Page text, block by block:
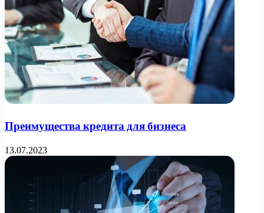
Преимущества кредита для бизнеса
13.07.2023